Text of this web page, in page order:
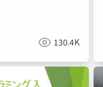
130.4K